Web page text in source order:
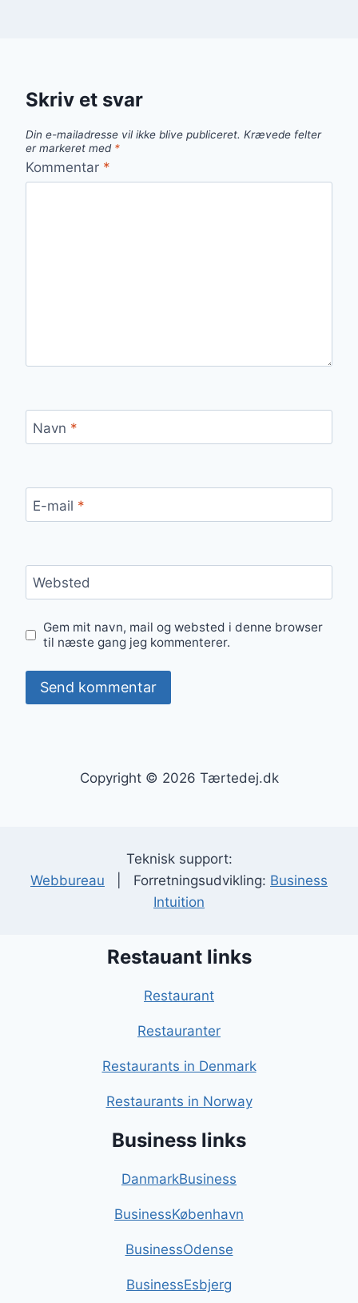
Skriv et svar
Din e-mailadresse vil ikke blive publiceret. Krævede felter
er markeret med *
Kommentar *
Navn *
E-mail *
Websted
Gem mit navn, mail og websted i denne browser
til næste gang jeg kommenterer.
Copyright © 2026 Tærtedej.dk
Teknisk support:
Webbureau | Forretningsudvikling: Business
Intuition
Restauant links
Restaurant
Restauranter
Restaurants in Denmark
Restaurants in Norway
Business links
DanmarkBusiness
BusinessKøbenhavn
BusinessOdense
BusinessEsbjerg